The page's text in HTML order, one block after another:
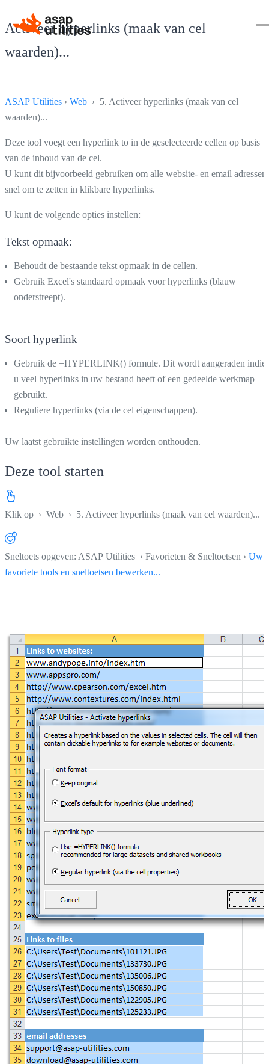
Activeer hyperlinks (maak van cel
waarden)...
ASAP Utilities › Web › 5. Activeer hyperlinks (maak van cel
waarden)...
Deze tool voegt een hyperlink to in de geselecteerde cellen op basis
van de inhoud van de cel.
U kunt dit bijvoorbeeld gebruiken om alle website- en email adressen
snel om te zetten in klikbare hyperlinks.
U kunt de volgende opties instellen:
Tekst opmaak:
Behoudt de bestaande tekst opmaak in de cellen.
Gebruik Excel's standaard opmaak voor hyperlinks (blauw
onderstreept).
Soort hyperlink
Gebruik de =HYPERLINK() formule. Dit wordt aangeraden
u veel hyperlinks in uw bestand heeft of een gedeelde werkmap
gebruikt.
Reguliere hyperlinks (via de cel eigenschappen).
Uw laatst gebruikte instellingen worden onthouden.
Deze tool starten
Klik op › Web › 5. Activeer hyperlinks (maak van cel waarden)...
Sneltoets opgeven: ASAP Utilities › Favorieten & Sneltoetsen › Uw
favoriete tools en sneltoetsen bewerken...